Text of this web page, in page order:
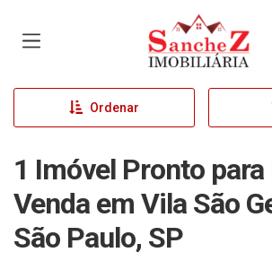
Página inicial
Ordenar
1 Imóvel Pronto
Venda em Vila São
São Paulo, SP